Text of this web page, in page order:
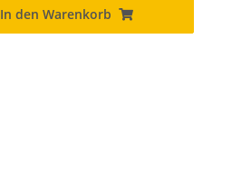
In den Warenkorb